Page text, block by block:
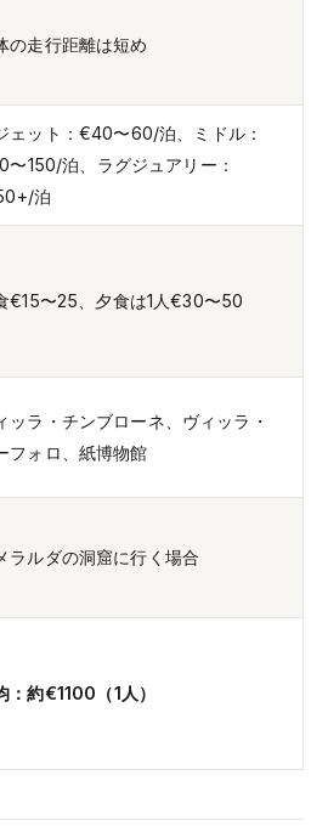
の走行距離は短め
ェット：€40〜60/泊、ミドル：
〜150/泊、ラグジュアリー：
泊
€15〜25、夕食は1人€30〜50
ッラ・チンブローネ、ヴィッラ・
フォロ、紙博物館
ラルダの洞窟に行く場合
：約€1100（1人）